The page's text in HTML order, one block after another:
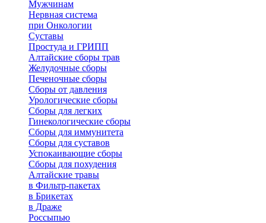
Мужчинам
Нервная система
при Онкологии
Суставы
Простуда и ГРИПП
Алтайские сборы трав
Желудочные сборы
Печеночные сборы
Сборы от давления
Урологические сборы
Сборы для легких
Гинекологические сборы
Сборы для иммунитета
Сборы для суставов
Успокаивающие сборы
Сборы для похудения
Алтайские травы
в Фильтр-пакетах
в Брикетах
в Драже
Россыпью